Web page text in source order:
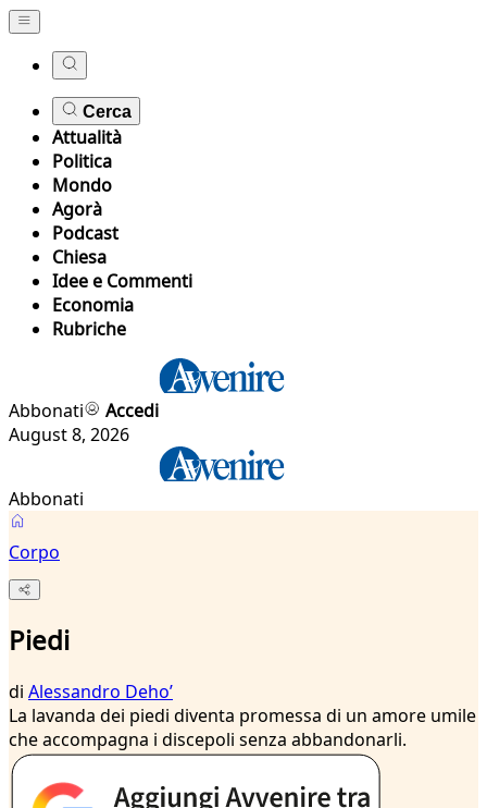
Cerca
Attualità
Politica
Mondo
Agorà
Podcast
Chiesa
Idee e Commenti
Economia
Rubriche
Abbonati
Accedi
August 8, 2026
Abbonati
Corpo
Piedi
di Alessandro Dehoʼ
La lavanda dei piedi diventa promessa di un amore umile
che accompagna i discepoli senza abbandonarli.